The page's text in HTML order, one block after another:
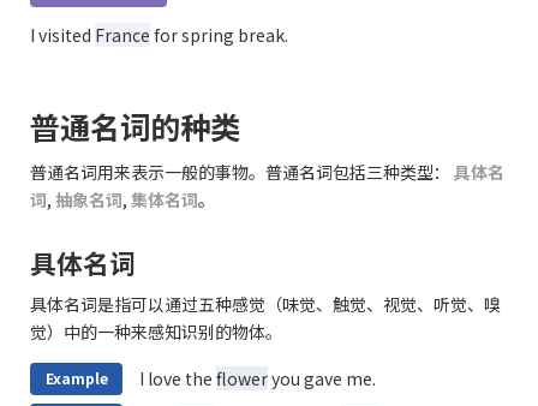
I visited France for spring break.
普通名词的种类
普通名词用来表示一般的事物。普通名词包括三种类型： 具体名
词, 抽象名词, 集体名词。
具体名词
具体名词是指可以通过五种感觉（味觉、触觉、视觉、听觉、嗅
觉）中的一种来感知识别的物体。
Example I love the floweryou gave me.